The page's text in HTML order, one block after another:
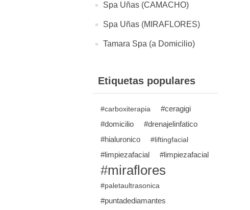
Spa Uñas (CAMACHO)
Spa Uñas (MIRAFLORES)
Tamara Spa (a Domicilio)
Etiquetas populares
#carboxiterapia
#ceragigi
#domicilio
#drenajelinfatico
#hialuronico
#liftingfacial
#limpiezafacial #limpiezafacial
#miraflores
#paletaultrasonica
#puntadediamantes